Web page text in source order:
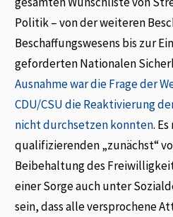
Politik – von der weiteren
Beschaffungswesens bis zur
geforderten Nationalen
Ausnahme war die Frage der
CDU/CSU die Reaktivierung
nicht durchsetzen konnten.
qualifizierenden „zunächst“
Beibehaltung des
einer Sorge auch unter
sein, dass alle versprochene